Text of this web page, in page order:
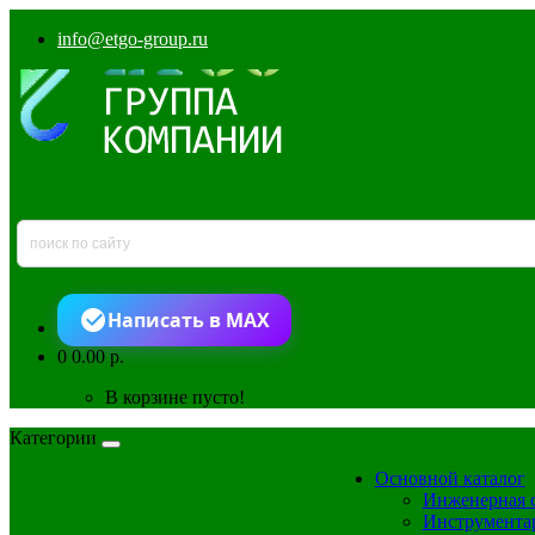
info@etgo-group.ru
Написать в MAX
00.00 р.
В корзине пусто!
Категории
Основной каталог
Инженерная